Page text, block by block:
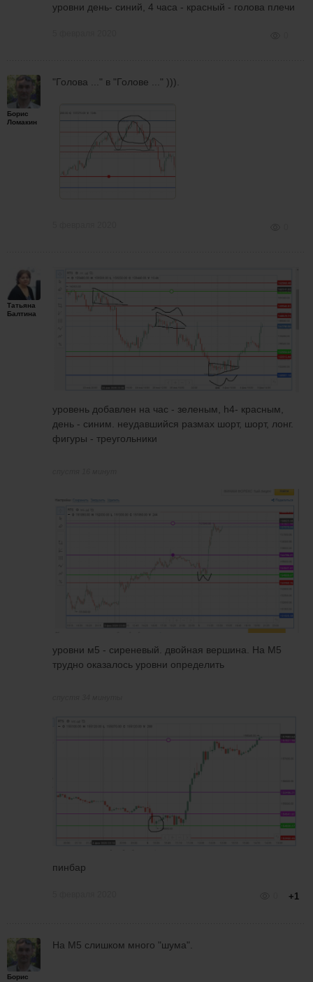
уровни день- синий, 4 часа - красный - голова плечи
Борис
Ломакин
"Голова ..." в "Голове ..." ))).
Татьяна
Балтина
уровень добавлен на час - зеленым, h4- красным,
день - синим. неудавшийся размах шорт, шорт, лонг.
фигуры - треугольники
уровни м5 - сиреневый. двойная вершина. На М5
трудно оказалось уровни определить
пинбар
+1
Борис
На М5 слишком много "шума".